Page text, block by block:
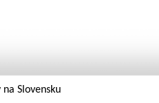
Slovensku